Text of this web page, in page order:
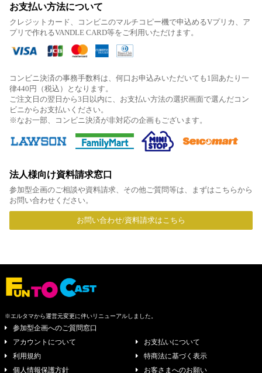
お支払い方法について
クレジットカード、コンビニのマルチコピー機で申込めるVプリカ、ア
プリで作れるVANDLE CARD等をご利用いただけます。
コンビニ決済の事務手数料は、何口お申込みいただいても1回あたり一
律440円（税込）となります。
ご注文日の翌日から3日以内に、お支払い方法の選択画面で選んだコン
ビニからお支払いください。
※なお一部、コンビニ決済が非対応の企画もございます。
法人様向け資料請求窓口
参加型企画のご相談や資料請求、その他ご質問等は、まずはこちらから
お問い合わせください。
お問い合わせ/資料請求はこちら
※エルタマから運営元変更に伴いリニューアルしました。
参加型企画へのご質問窓口
アカウントについて
お支払いについて
利用規約
特商法に基づく表示
個人情報保護方針
お客さまへのお願い